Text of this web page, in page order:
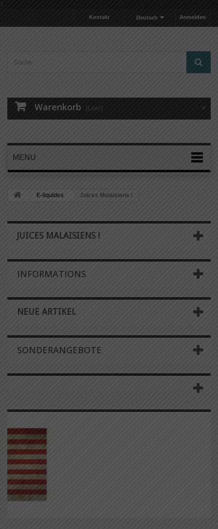
1
Anmelden
Deutsch
Kontakt
Warenkorb (Leer)
MENU
E-liquides Juices Malaisiens !
JUICES MALAISIENS !
INFORMATIONS
NEUE ARTIKEL
SONDERANGEBOTE